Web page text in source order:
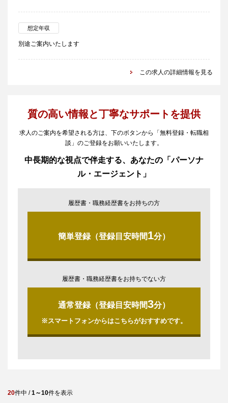
想定年収
別途ご案内いたします
この求人の詳細情報を見る
質の高い情報と丁寧なサポートを提供
求人のご案内を希望される方は、下のボタンから「無料登録・転職相
談」のご登録をお願いいたします。
中長期的な視点で伴走する、あなたの「パーソナ
ル・エージェント」
履歴書・職務経歴書をお持ちの方
簡単登録（登録目安時間1分）
履歴書・職務経歴書をお持ちでない方
通常登録（登録目安時間3分）
※スマートフォンからはこちらがおすすめです。
20件中 /1～10件を表示